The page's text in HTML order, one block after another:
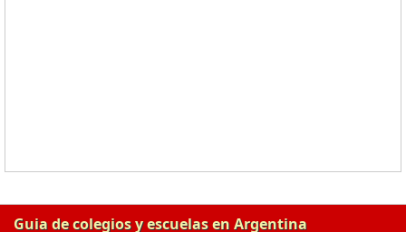
Guia de colegios y escuelas en Argentina